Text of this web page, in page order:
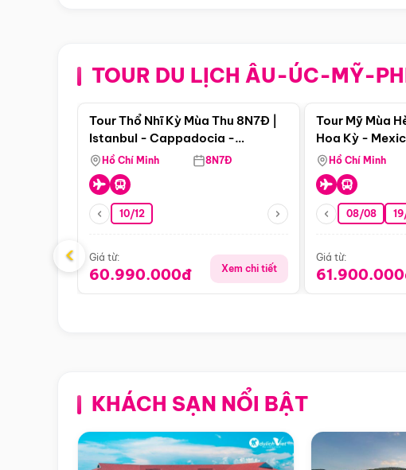
TOUR DU LỊCH ÂU-ÚC-MỸ-
Điểm nổi bật
Tour Thổ Nhĩ Kỳ Mùa Thu 8N7Đ |
Istanbul - Cappadocia -
Pamukkale
Hồ Chí Minh 8N7Đ
10/12
Giá từ:
60.990.000đ Xem chi tiết
Tour Mỹ Mùa
Hoa Kỳ -
Hồ Chí Minh
08/08
Giá từ:
‹
KHÁCH SẠN NỔI BẬT